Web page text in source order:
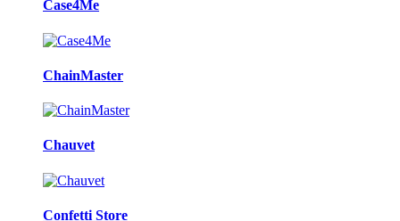
Case4Me
ChainMaster
Chauvet
Confetti Store